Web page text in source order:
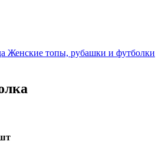
Женские топы, рубашки и футболки